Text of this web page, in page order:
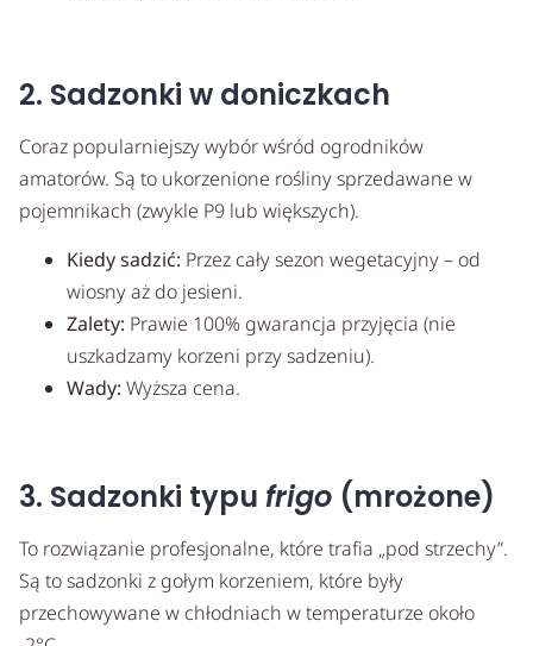
2. Sadzonki w doniczkach
Coraz popularniejszy wybór wśród ogrodników
amatorów. Są to ukorzenione rośliny sprzedawane w
pojemnikach (zwykle P9 lub większych).
Kiedy sadzić: Przez cały sezon wegetacyjny – od
wiosny aż do jesieni.
Zalety: Prawie 100% gwarancja przyjęcia (nie
uszkadzamy korzeni przy sadzeniu).
Wady: Wyższa cena.
3. Sadzonki typu frigo (mrożone)
To rozwiązanie profesjonalne, które trafia „pod strzechy”.
Są to sadzonki z gołym korzeniem, które były
przechowywane w chłodniach w temperaturze około